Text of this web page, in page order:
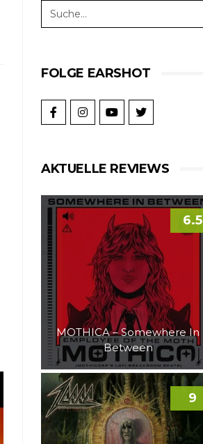
FOLGE EARSHOT
AKTUELLE REVIEWS
MOTHICA – Somewhere In
Between
6.5
9